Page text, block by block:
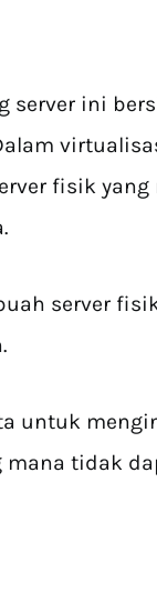
server ini
fisik yang
server
untuk
mana tidak